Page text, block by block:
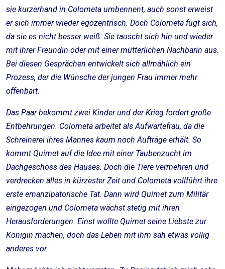
sie kurzerhand in Colometa umbennent, auch sonst erweist
er sich immer wieder egozentrisch. Doch Colometa fügt sich,
da sie es nicht besser weiß. Sie tauscht sich hin und wieder
mit ihrer Freundin oder mit einer mütterlichen Nachbarin aus.
Bei diesen Gesprächen entwickelt sich allmählich ein
Prozess, der die Wünsche der jungen Frau immer mehr
offenbart.
Das Paar bekommt zwei Kinder und der Krieg fordert große
Entbehrungen. Colometa arbeitet als Aufwartefrau, da die
Schreinerei ihres Mannes kaum noch Aufträge erhält. So
kommt Quimet auf die Idee mit einer Taubenzucht im
Dachgeschoss des Hauses. Doch die Tiere vermehren und
verdrecken alles in kürzester Zeit und Colometa vollführt ihre
erste emanzipatorische Tat. Dann wird Quimet zum Militär
eingezogen und Colometa wächst stetig mit ihren
Herausforderungen. Einst wollte Quimet seine Liebste zur
Königin machen, doch das Leben mit ihm sah etwas völlig
anderes vor.